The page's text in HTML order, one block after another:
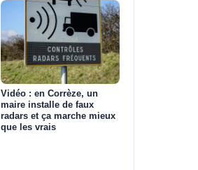
Vidéo : en Corrèze, un
maire installe de faux
radars et ça marche mieux
que les vrais